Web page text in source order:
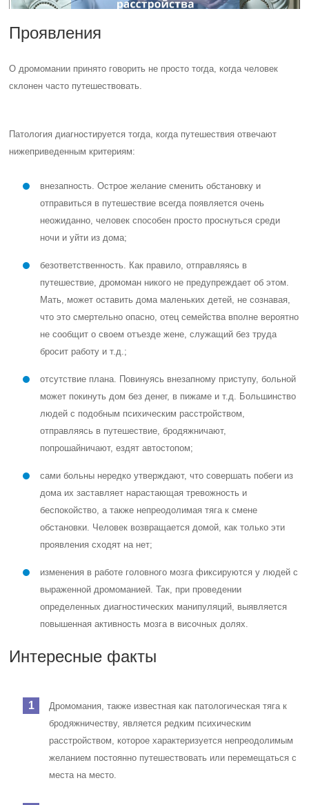
Проявления
О дромомании принято говорить не просто тогда, когда человек
склонен часто путешествовать.
Патология диагностируется тогда, когда путешествия отвечают
нижеприведенным критериям:
внезапность. Острое желание сменить обстановку и
отправиться в путешествие всегда появляется очень
неожиданно, человек способен просто проснуться среди
ночи и уйти из дома;
безответственность. Как правило, отправляясь в
путешествие, дромоман никого не предупреждает об этом.
Мать, может оставить дома маленьких детей, не сознавая,
что это смертельно опасно, отец семейства вполне вероятно
не сообщит о своем отъезде жене, служащий без труда
бросит работу и т.д.;
отсутствие плана. Повинуясь внезапному приступу, больной
может покинуть дом без денег, в пижаме и т.д. Большинство
людей с подобным психическим расстройством,
отправляясь в путешествие, бродяжничают,
попрошайничают, ездят автостопом;
сами больны нередко утверждают, что совершать побеги из
дома их заставляет нарастающая тревожность и
беспокойство, а также непреодолимая тяга к смене
обстановки. Человек возвращается домой, как только эти
проявления сходят на нет;
изменения в работе головного мозга фиксируются у людей с
выраженной дромоманией. Так, при проведении
определенных диагностических манипуляций, выявляется
повышенная активность мозга в височных долях.
Интересные факты
Дромомания, также известная как патологическая тяга к
бродяжничеству, является редким психическим
расстройством, которое характеризуется непреодолимым
желанием постоянно путешествовать или перемещаться с
места на место.